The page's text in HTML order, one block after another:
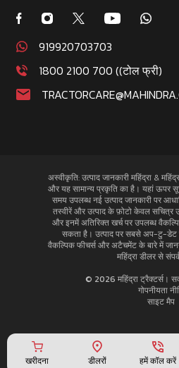
खरीदना डीलरों हमें कॉल करें
919920703703
1800 2100 700 ((टोल फ्री)
अस्वीकृति: उत्पाद जानकारी महिंद्रा &
और यह सामान्य प्रकृति का है। यहां ऊपर
समय उपलब्ध नई उत्पाद जानकारी पर
तस्वीरें और उत्पाद के फ़ोटो केवल सचित्र
और इनमें अतिरिक्त खर्च पर उपलब्ध
सकता है। उत्पाद पर सबसे अप-टु-डेट
वैकल्पिक फीचर्स और अटैचमेंट के बारे में
महिंद्रा डीलर से
© 2026 महिंद्रा ट्रैक्टर्स।
गोपनीयता
साइट मैप